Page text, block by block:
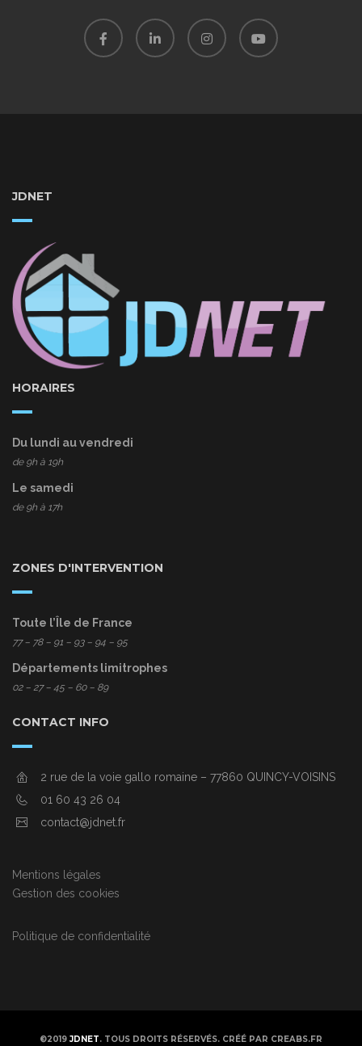
JDNET
HORAIRES
Du lundi au vendredi
de 9h à 19h
Le samedi
de 9h à 17h
ZONES D'INTERVENTION
Toute l’Île de France
77– 78 – 91 – 93 – 94 – 95
Départements limitrophes
02 – 27 – 45 – 60 – 89
CONTACT INFO
2 rue de la voie gallo romaine – 77860 QUINCY-VOISINS
01 60 43 26 04
contact@jdnet.fr
Mentions légales
Gestion des cookies
Politique de confidentialité
©2019 JDNET. TOUS DROITS RÉSERVÉS. CRÉÉ PAR CREABS.FR